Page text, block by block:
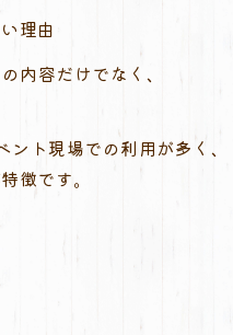
理由
内容だけでなく、
ント現場での利用が多く、
徴です。